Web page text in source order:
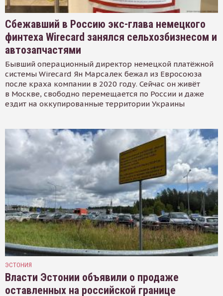
Сбежавший в Россию экс-глава немецкого
финтеха Wirecard занялся сельхозбизнесом и
автозапчастями
Бывший операционный директор немецкой платёжной
системы Wirecard Ян Марсалек бежал из Евросоюза
после краха компании в 2020 году. Сейчас он живёт
в Москве, свободно перемещается по России и даже
ездит на оккупированные территории Украины
ЭСТОНИЯ
Власти Эстонии объявили о продаже
оставленных на российской границе